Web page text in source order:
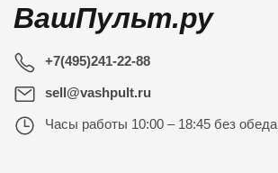
ВашПульт.ру
+7(495)241-22-88
sell@vashpult.ru
Часы работы 10:00 – 18:45 без обеда